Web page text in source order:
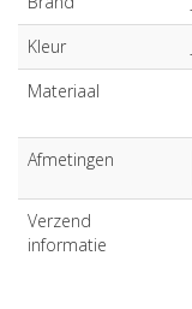
Kleur
Materiaal
Afmetingen
Verzend
informatie